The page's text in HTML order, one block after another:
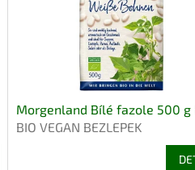
Morgenland Bílé fazole 500 g
BIO VEGAN BEZLEPEK